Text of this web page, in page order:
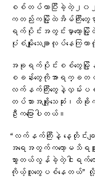
စစ်တပ်ဟာပြီးခဲ့တဲ့၂
ကတည်းကမြို့ထဲအိမ်ကြီးတွ
ရက်ပိုင်းအတွင်းမှာတော့မ
ပုံစံမျိုးသေချာလုပ်နေကြ
အခုရက်ပိုင်းစစ်တွေ
စခန်းတွေကိုအာရက္ခတ
လက်နက်ကြီးတွေနဲ့လှမ်းပ
တပ်သားအချို့သေဆုံး၊
ဦးကပြောပါတယ်။
“လက်နက်ကြီးနဲ့ နေ့တိုင်းခ
အရေအတွက်ကတော့မသိရဘူ
သွားတယ်လွန်ခဲ့တဲ့ငါးရ
ကိုယ့်လူတွေပစ်နေတယ်”